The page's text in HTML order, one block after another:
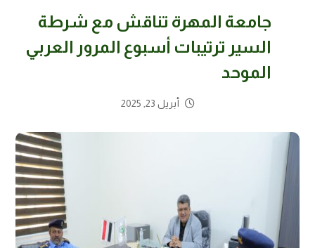
جامعة المهرة تناقش مع شرطة
السير ترتيبات أسبوع المرور العربي
الموحد
أبريل 23, 2025